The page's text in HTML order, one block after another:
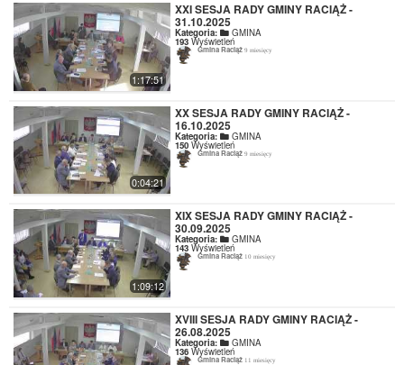
1:17:51
XXI SESJA RADY GMINY RACIĄŻ -
31.10.2025
Kategoria: GMINA
193 Wyświetleń
Gmina Raciąż9 miesięcy
0:04:21
XX SESJA RADY GMINY RACIĄŻ -
16.10.2025
Kategoria: GMINA
150 Wyświetleń
Gmina Raciąż9 miesięcy
1:09:12
XIX SESJA RADY GMINY RACIĄŻ -
30.09.2025
Kategoria: GMINA
143 Wyświetleń
Gmina Raciąż 10 miesięcy
XVIII SESJA RADY GMINY RACIĄŻ -
26.08.2025
Kategoria: GMINA
136 Wyświetleń
Gmina Raciąż 11 miesięcy